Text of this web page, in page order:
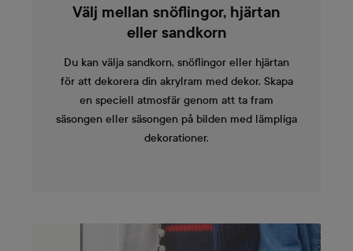
Välj mellan snöflingor, hjärtan
eller sandkorn
Du kan välja sandkorn, snöflingor eller hjärtan
för att dekorera din akrylram med dekor. Skapa
en speciell atmosfär genom att ta fram
säsongen eller säsongen på bilden med lämpliga
dekorationer.